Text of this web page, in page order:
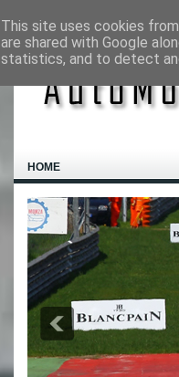
HOME
This site uses cookies
are shared with Google
statistics, and to detect